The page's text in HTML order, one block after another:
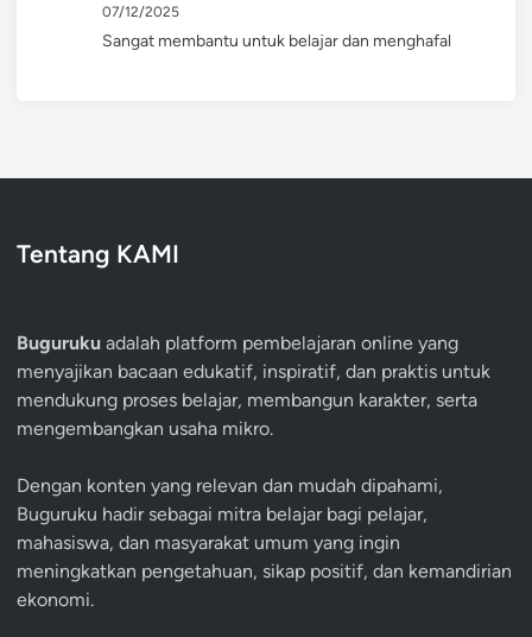
07/12/2025
Sangat membantu untuk belajar dan menghafal
Tentang KAMI
Buguruku adalah platform pembelajaran online yang
menyajikan bacaan edukatif, inspiratif, dan praktis untuk
mendukung proses belajar, membangun karakter, serta
mengembangkan usaha mikro.
Dengan konten yang relevan dan mudah dipahami,
Buguruku hadir sebagai mitra belajar bagi pelajar,
mahasiswa, dan masyarakat umum yang ingin
meningkatkan pengetahuan, sikap positif, dan kemandirian
ekonomi.